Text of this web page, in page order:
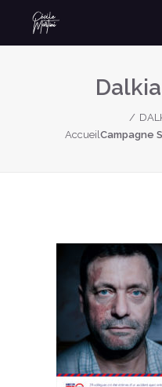
AccueilCampagne